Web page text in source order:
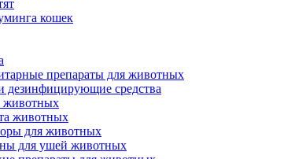
кошек
препараты для животных
дезинфицирующие средства
животных
животных
для животных
для ушей животных